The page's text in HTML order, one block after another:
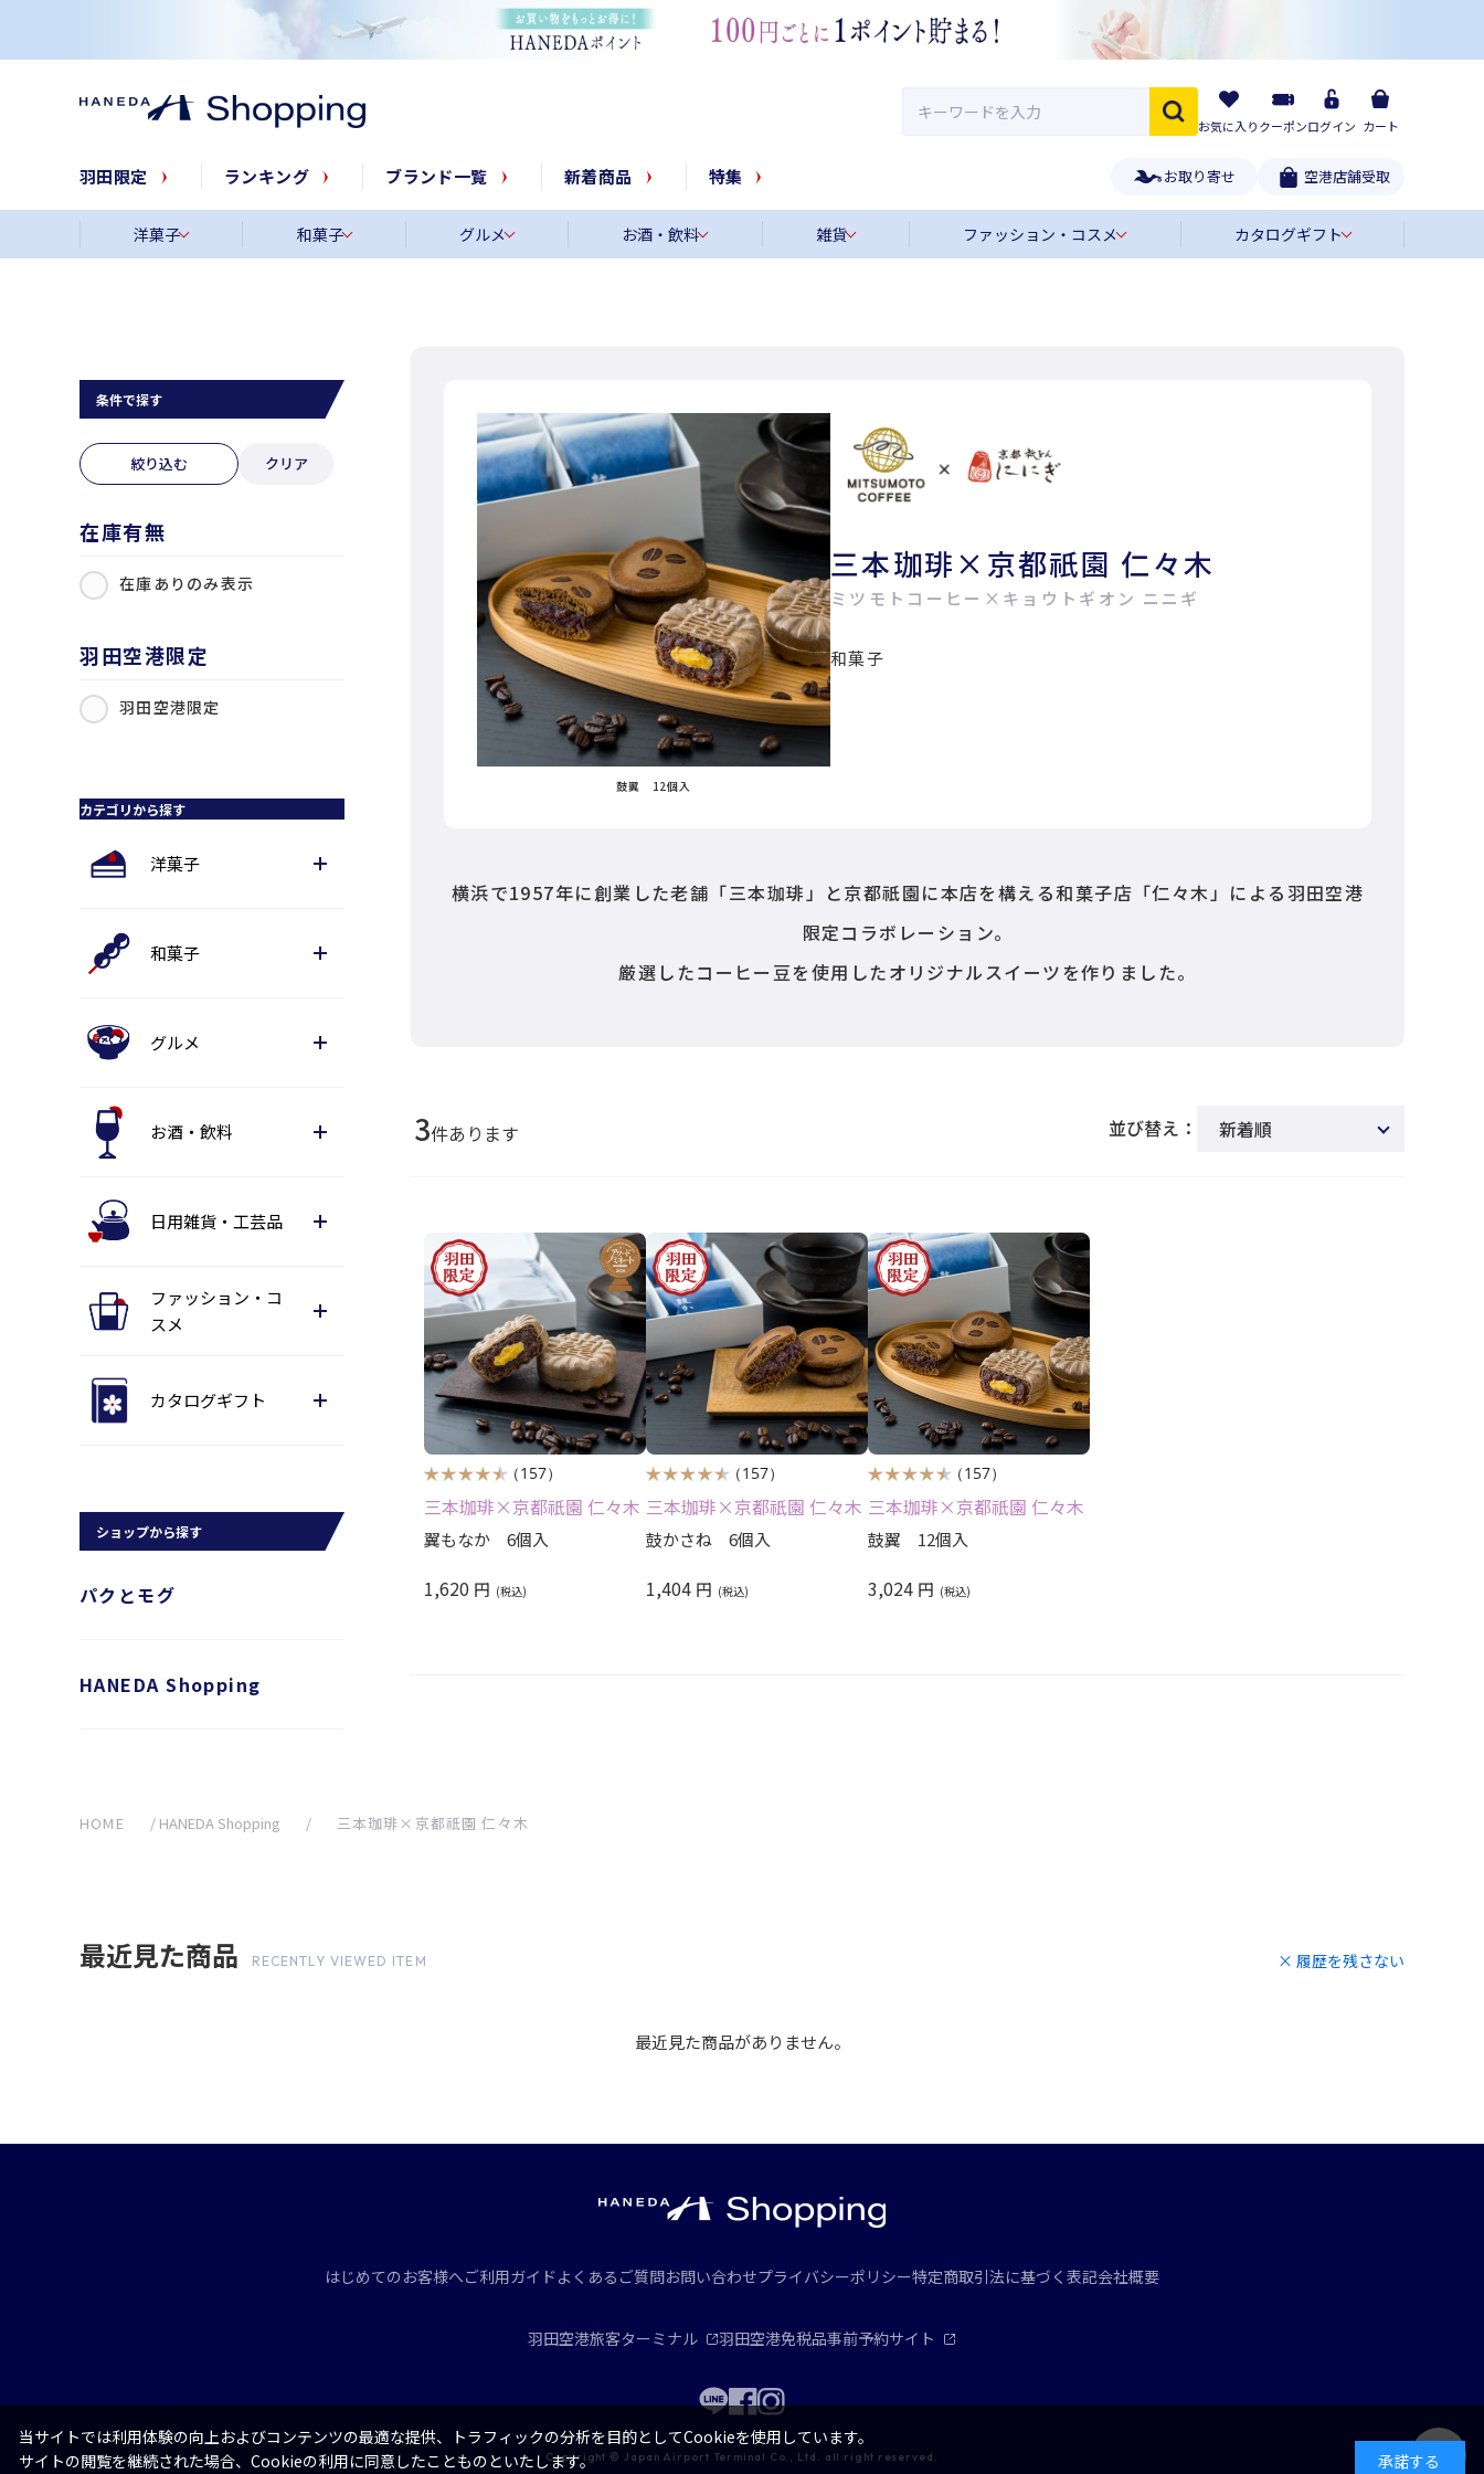
お気に入りクーポンログイン カート
羽田限定 ランキング ブランド一覧 新着商品 特集 お取り寄せ 空港店舗受取
洋菓子 和菓子 グルメ お酒・飲料 雑貨 ファッション・コスメ カタログギフト
条件で探す
絞り込む クリア
在庫有無
在庫ありのみ表示
羽田空港限定
羽田空港限定
カテゴリから探す
洋菓子
和菓子
グルメ
お酒・飲料
日用雑貨・工芸品
ファッション・コ
スメ
カタログギフト
ショップから探す
パクとモグ
HANEDA Shopping
鼓翼 12個入
三本珈琲×京都祇園 仁々木
ミツモトコーヒー×キョウトギオン ニニギ
和菓子
横浜で1957年に創業した老舗「三本珈琲」と京都祇園に本店を構える和菓子店「仁々木」による羽田空港
限定コラボレーション。
厳選したコーヒー豆を使用したオリジナルスイーツを作りました。
3件あります 並び替え：
新着順
（157）
三本珈琲×京都祇園 仁々木
翼もなか 6個入
1,620 円
（157）
三本珈琲×京都祇園 仁々木
鼓かさね 6個入
1,404 円
（157）
三本珈琲×京都祇園 仁々木
鼓翼 12個入
3,024 円
HOME / HANEDA Shopping / 三本珈琲×京都祇園 仁々木
最近見た商品 RECENTLY VIEWED ITEM × 履歴を残さない
最近見た商品がありません。
はじめてのお客様へご利用ガイド よくあるご質問お問い合わせプライバシーポリシー特定商取引法に基づく表記会社概要
羽田空港旅客ターミナル 羽田空港免税品事前予約サイト
Copyright © Japan Airport Terminal Co., Ltd. all right reserved.
当サイトでは利用体験の向上およびコンテンツの最適な提供、トラフィックの分析を目的としてCookieを使用しています。
サイトの閲覧を継続された場合、Cookieの利用に同意したことものといたします。
承諾する